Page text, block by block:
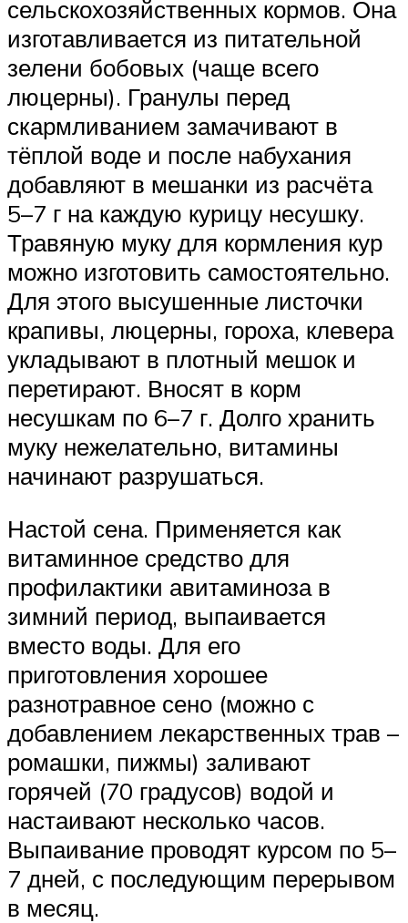
сельскохозяйственных кормов. Она
изготавливается из питательной
зелени бобовых (чаще всего
люцерны). Гранулы перед
скармливанием замачивают в
тёплой воде и после набухания
добавляют в мешанки из расчёта
5–7 г на каждую курицу несушку.
Травяную муку для кормления кур
можно изготовить самостоятельно.
Для этого высушенные листочки
крапивы, люцерны, гороха, клевера
укладывают в плотный мешок и
перетирают. Вносят в корм
несушкам по 6–7 г. Долго хранить
муку нежелательно, витамины
начинают разрушаться.
Настой сена. Применяется как
витаминное средство для
профилактики авитаминоза в
зимний период, выпаивается
вместо воды. Для его
приготовления хорошее
разнотравное сено (можно с
добавлением лекарственных трав –
ромашки, пижмы) заливают
горячей (70 градусов) водой и
настаивают несколько часов.
Выпаивание проводят курсом по 5–
7 дней, с последующим перерывом
в месяц.